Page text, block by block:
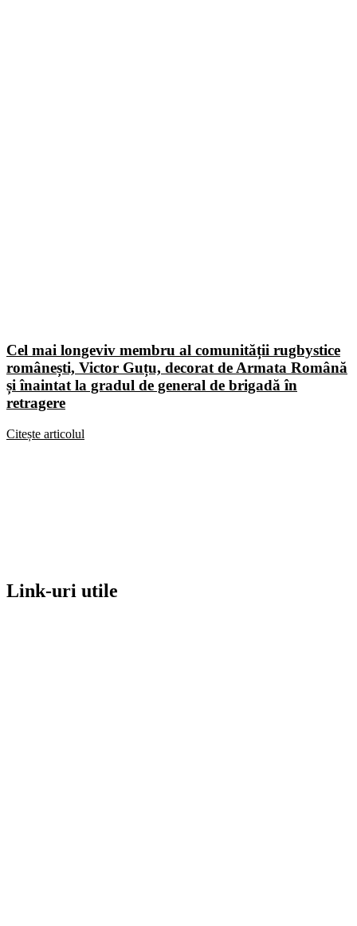
Cel mai longeviv membru al comunității rugbystice
românești, Victor Guțu, decorat de Armata Română
și înaintat la gradul de general de brigadă în
retragere
Citește articolul
Link-uri utile